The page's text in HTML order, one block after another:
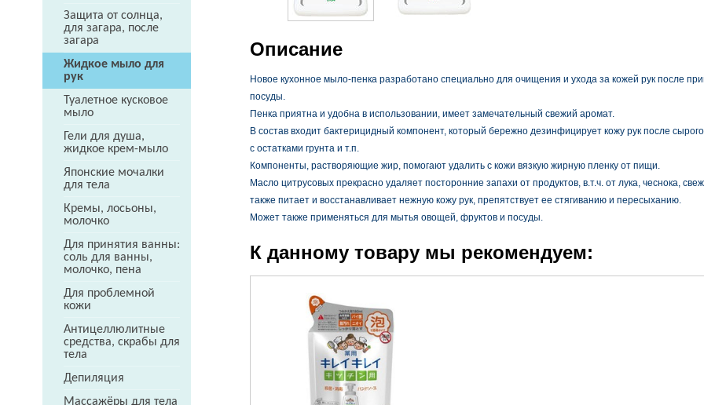
Защита от солнца,
для загара, после
загара
Жидкое мыло для
рук
Туалетное кусковое
мыло
Гели для душа,
жидкое крем-мыло
Японские мочалки
для тела
Кремы, лосьоны,
молочко
Для принятия ванны:
соль для ванны,
молочко, пена
Для проблемной
кожи
Антицеллюлитные
средства, скрабы для
тела
Депиляция
Массажёры для тела
Описание
Новое кухонное мыло-пенка разработано специально для очищения и ухода за кожей рук после
посуды.
Пенка приятна и удобна в использовании, имеет замечательный свежий аромат.
В состав входит бактерицидный компонент, который бережно дезинфицирует кожу рук после
с остатками грунта и т.п.
Компоненты, растворяющие жир, помогают удалить с кожи вязкую жирную пленку от пищи.
Масло цитрусовых прекрасно удаляет посторонние запахи от продуктов, в.т.ч. от лука, чеснока,
также питает и восстанавливает нежную кожу рук, препятствует ее стягиванию и пересыханию.
Может также применяться для мытья овощей, фруктов и посуды.
К данному товару мы рекомендуем: